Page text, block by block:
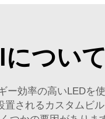
つい
効率の高いLED
されるカスタムビ